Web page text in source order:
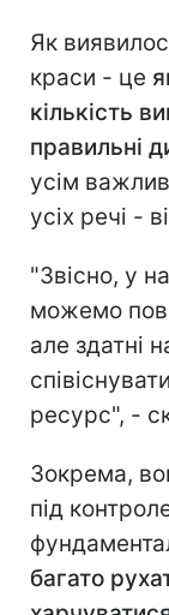
Як
краси - це
кількість
правильні
усім
усіх речі -
"Звісно, у
можемо
але здатні
ресурс", -
Зокрема,
під
багато